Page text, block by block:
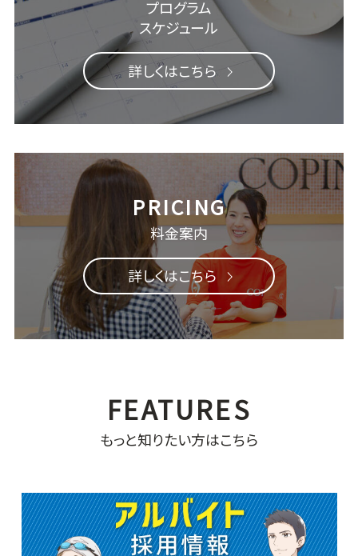
プログラム
スケジュール
詳しくはこちら
料金案内
詳しくはこちら
もっと知りたい方はこちら